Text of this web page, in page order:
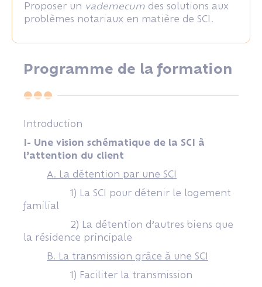
Proposer un vademecum des solutions aux
problèmes notariaux en matière de SCI.
Programme de la formation
Introduction
I- Une vision schématique de la SCI à
l’attention du client
A. La détention par une SCI
1) La SCI pour détenir le logement
familial
2) La détention d’autres biens que
la résidence principale
B. La transmission grâce à une SCI
1) Faciliter la transmission